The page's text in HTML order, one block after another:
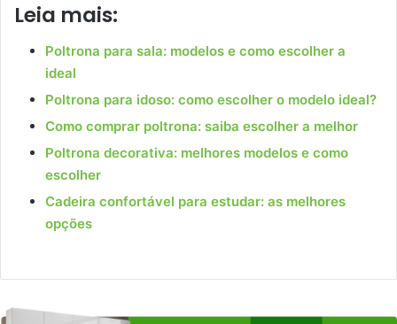
Leia mais:
Poltrona para sala: modelos e como escolher a
ideal
Poltrona para idoso: como escolher o modelo ideal?
Como comprar poltrona: saiba escolher a melhor
Poltrona decorativa: melhores modelos e como
escolher
Cadeira confortável para estudar: as melhores
opções